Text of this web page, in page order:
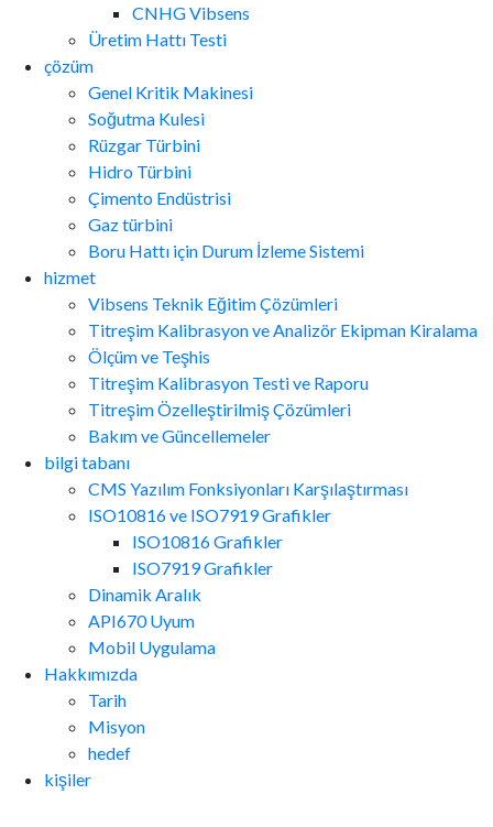
CNHG Vibsens
Üretim Hattı Testi
çözüm
Genel Kritik Makinesi
Soğutma Kulesi
Rüzgar Türbini
Hidro Türbini
Çimento Endüstrisi
Gaz türbini
Boru Hattı için Durum İzleme Sistemi
hizmet
Vibsens Teknik Eğitim Çözümleri
Titreşim Kalibrasyon ve Analizör Ekipman Kiralama
Ölçüm ve Teşhis
Titreşim Kalibrasyon Testi ve Raporu
Titreşim Özelleştirilmiş Çözümleri
Bakım ve Güncellemeler
bilgi tabanı
CMS Yazılım Fonksiyonları Karşılaştırması
ISO10816 ve ISO7919 Grafikler
ISO10816 Grafikler
ISO7919 Grafikler
Dinamik Aralık
API670 Uyum
Mobil Uygulama
Hakkımızda
Tarih
Misyon
hedef
kişiler